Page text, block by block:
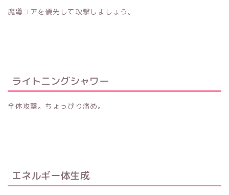
魔導コアを優先して攻撃しましょう。
ライトニングシャワー
全体攻撃。ちょっぴり痛め。
エネルギー体生成